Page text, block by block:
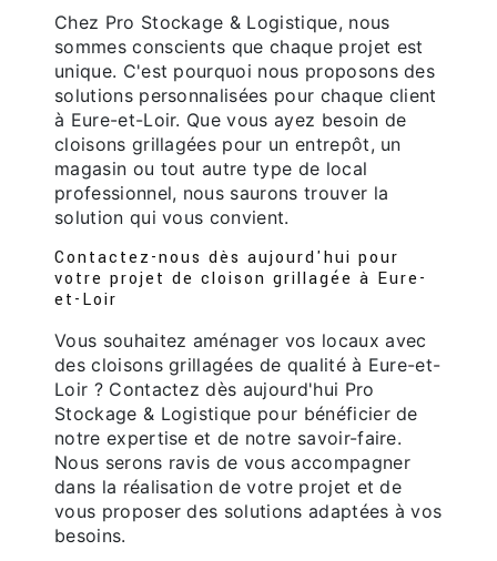
Chez Pro Stockage & Logistique, nous
sommes conscients que chaque projet est
unique. C'est pourquoi nous proposons des
solutions personnalisées pour chaque client
à Eure-et-Loir. Que vous ayez besoin de
cloisons grillagées pour un entrepôt, un
magasin ou tout autre type de local
professionnel, nous saurons trouver la
solution qui vous convient.
Contactez-nous dès aujourd'hui pour
votre projet de cloison grillagée à Eure-
et-Loir
Vous souhaitez aménager vos locaux avec
des cloisons grillagées de qualité à Eure-et-
Loir ? Contactez dès aujourd'hui Pro
Stockage & Logistique pour bénéficier de
notre expertise et de notre savoir-faire.
Nous serons ravis de vous accompagner
dans la réalisation de votre projet et de
vous proposer des solutions adaptées à vos
besoins.